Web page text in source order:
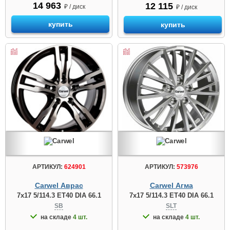
14 963 ₽ / диск
купить
12 115 ₽ / диск
купить
АРТИКУЛ: 624901
Carwel Аврас
7x17 5/114.3 ET40 DIA 66.1
SB
на складе 4 шт.
АРТИКУЛ: 573976
Carwel Агма
7x17 5/114.3 ET40 DIA 66.1
SLT
на складе 4 шт.